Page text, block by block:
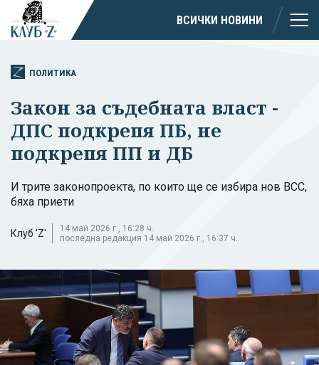
ВСИЧКИ НОВИНИ
ПОЛИТИКА
Закон за съдебната власт -
ДПС подкрепя ПБ, не
подкрепя ПП и ДБ
И трите законопроекта, по които ще се избира нов ВСС,
бяха приети
Клуб 'Z'
14 май 2026 г., 16:28 ч.
последна редакция 14 май 2026 г., 16:37 ч.